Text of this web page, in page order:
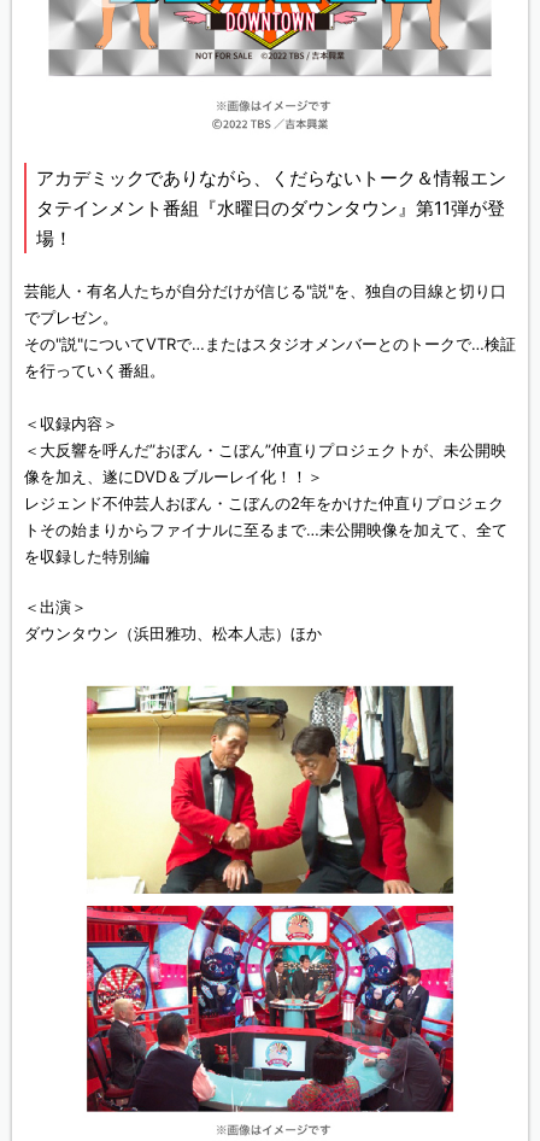
アカデミックでありながら、くだらないトーク＆情報エン
タテインメント番組『水曜日のダウンタウン』第11弾が登
場！
芸能人・有名人たちが自分だけが信じる"説"を、独自の目線と切り口
でプレゼン。
その"説"についてVTRで…またはスタジオメンバーとのトークで…検証
を行っていく番組。
＜収録内容＞
＜大反響を呼んだ”おぼん・こぼん”仲直りプロジェクトが、未公開映
像を加え、遂にDVD＆ブルーレイ化！！＞
レジェンド不仲芸人おぼん・こぼんの2年をかけた仲直りプロジェク
トその始まりからファイナルに至るまで…未公開映像を加えて、全て
を収録した特別編
＜出演＞
ダウンタウン（浜田雅功、松本人志）ほか